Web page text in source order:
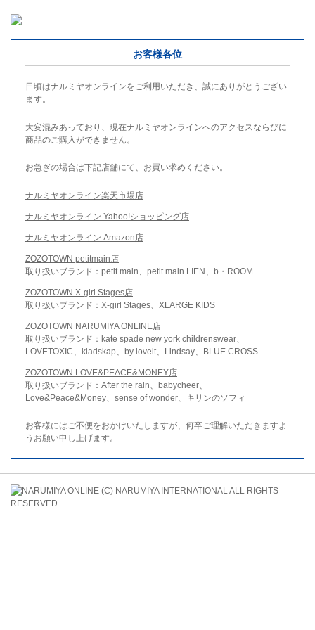
お客様各位
日頃はナルミヤオンラインをご利用いただき、誠にありがとうござい
ます。
大変混みあっており、現在ナルミヤオンラインへのアクセスならびに
商品のご購入ができません。
お急ぎの場合は下記店舗にて、お買い求めください。
ナルミヤオンライン楽天市場店
ナルミヤオンライン Yahoo!ショッピング店
ナルミヤオンライン Amazon店
ZOZOTOWN petitmain店
取り扱いブランド：petit main、petit main LIEN、b・ROOM
ZOZOTOWN X-girl Stages店
取り扱いブランド：X-girl Stages、XLARGE KIDS
ZOZOTOWN NARUMIYA ONLINE店
取り扱いブランド：kate spade new york childrenswear、
LOVETOXIC、kladskap、by loveit、Lindsay、BLUE CROSS
ZOZOTOWN LOVE&PEACE&MONEY店
取り扱いブランド：After the rain、babycheer、
Love&Peace&Money、sense of wonder、キリンのソフィ
お客様にはご不便をおかけいたしますが、何卒ご理解いただきますよ
うお願い申し上げます。